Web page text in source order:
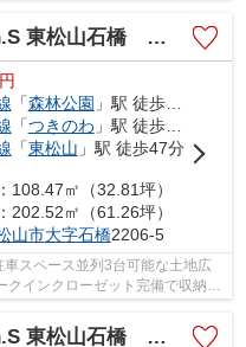
橋 新築戸建 全2棟 2号棟
「森林公園 」駅 徒歩27分
「つきのわ 」駅 徒歩42分
「東松山 」駅 徒歩47分
108.47㎡（32.81坪）
202.52㎡（61.26坪）
山市大字石橋2206-5
スペース並列3台可能な土地広
インクローゼット完備で収納豊
な設備...
橋 新築戸建 全2棟 1号棟